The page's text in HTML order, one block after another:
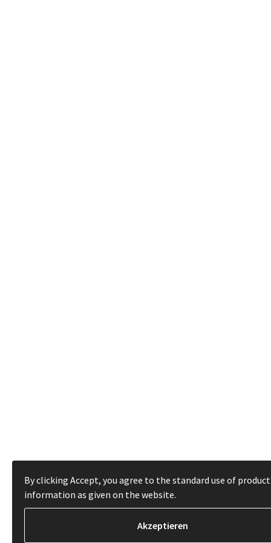
By clicking Accept, you agree to the standard use of product
information as given on the website.